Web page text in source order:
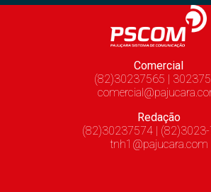
Comercial
(82)30237565 |
Redação
(82)30237574 |
tnh1@pajucara.com